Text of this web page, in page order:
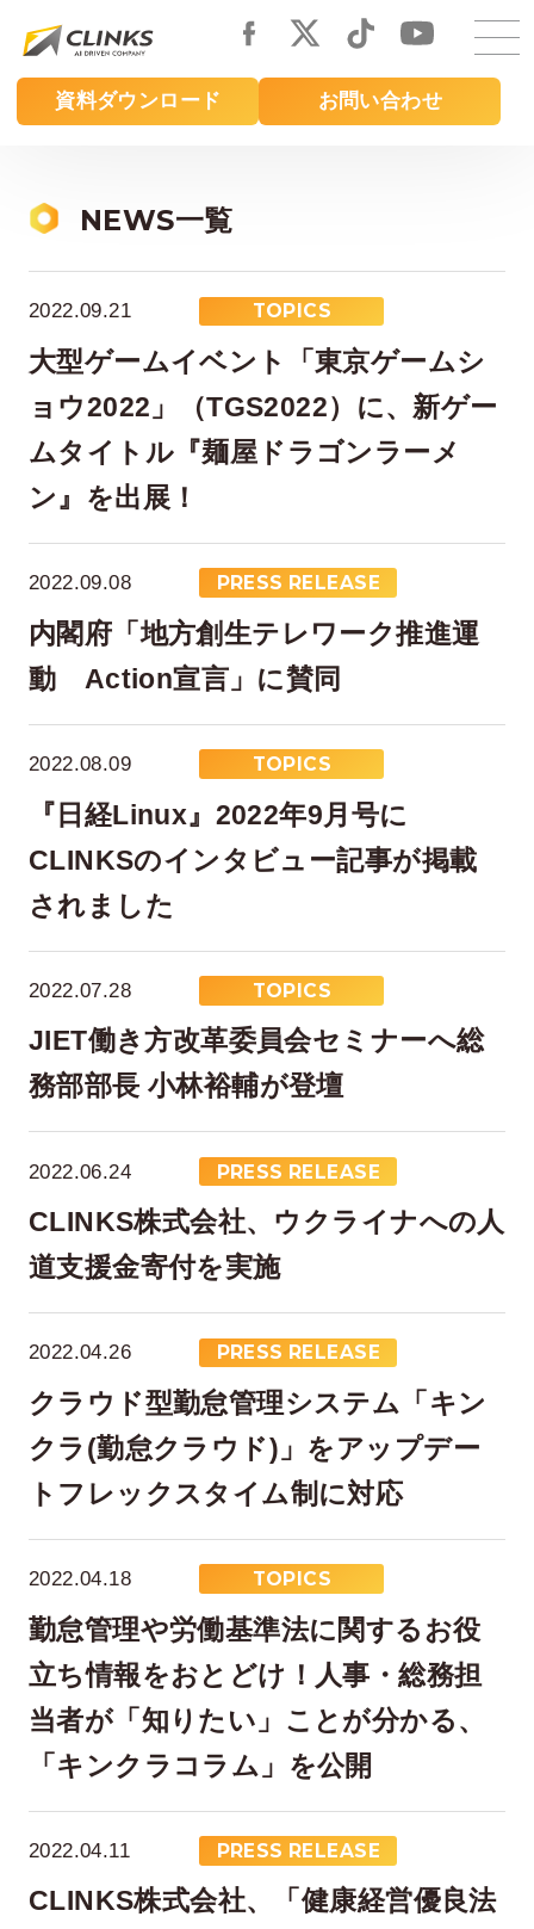
main
content
資料ダウンロード お問い合わせ
在宅率
66
2026年7月時点
社員数
1,290
2026年6月時点
NEWS一覧
2022.09.21 TOPICS
大型ゲームイベント「東京ゲームシ
ョウ2022」（TGS2022）に、新ゲー
ムタイトル『麺屋ドラゴンラーメ
ン』を出展！
2022.09.08 PRESS RELEASE
内閣府「地方創生テレワーク推進運
動 Action宣言」に賛同
2022.08.09 TOPICS
『日経Linux』2022年9月号に
CLINKSのインタビュー記事が掲載
されました
2022.07.28 TOPICS
JIET働き方改革委員会セミナーへ総
務部部長 小林裕輔が登壇
2022.06.24 PRESS RELEASE
CLINKS株式会社、ウクライナへの人
道支援金寄付を実施
2022.04.26 PRESS RELEASE
クラウド型勤怠管理システム「キン
クラ(勤怠クラウド)」をアップデー
トフレックスタイム制に対応
2022.04.18 TOPICS
勤怠管理や労働基準法に関するお役
立ち情報をおとどけ！人事・総務担
当者が「知りたい」ことが分かる、
「キンクラコラム」を公開
2022.04.11 PRESS RELEASE
CLINKS株式会社、「健康経営優良法